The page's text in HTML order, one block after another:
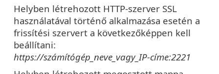
Helyben létrehozott HTTP-szerver SSL
használatával történő alkalmazása esetén a
frissítési szervert a következőképpen kell
beállítani:
https://számítógép_neve_vagy_IP-címe:2221